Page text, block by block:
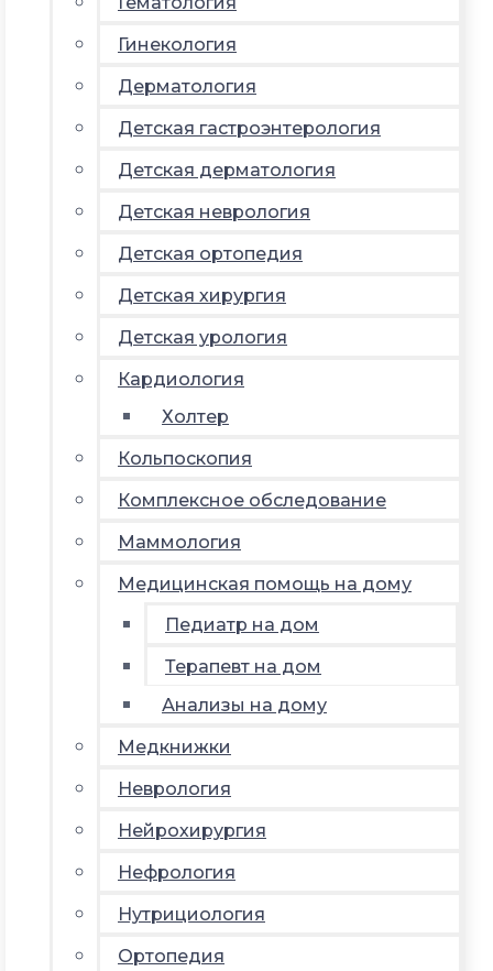
Гинекология
Дерматология
Детская гастроэнтерология
Детская дерматология
Детская неврология
Детская ортопедия
Детская хирургия
Детская урология
Кардиология
Холтер
Кольпоскопия
Комплексное обследование
Маммология
Медицинская помощь на дому
Педиатр на дом
Терапевт на дом
Анализы на дому
Медкнижки
Неврология
Нейрохирургия
Нефрология
Нутрициология
Ортопедия